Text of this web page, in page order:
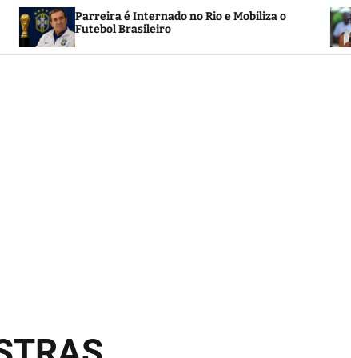
é Internado no Rio e Mobiliza o
Brasileiro
Biografia de
preservação
afro-